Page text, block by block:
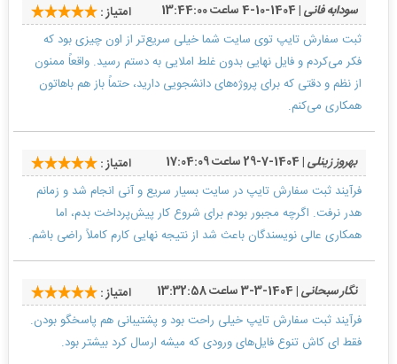
سودابه فانی| 1404-10-4 ساعت 13:44:00
امتیاز :
ثبت سفارش تایپ توی سایت شما خیلی سریع‌تر از اون چیزی بود که
فکر می‌کردم و فایل نهایی بدون غلط املایی به دستم رسید. واقعاً ممنون
از نظم و دقتی که برای پروژه‌های دانشجویی دارید، حتماً باز هم باهاتون
همکاری می‌کنم.
بهروز زینلی| 1404-7-29 ساعت 17:04:09
امتیاز :
فرآیند ثبت سفارش تایپ در سایت بسیار سریع و آنی انجام شد و زمانم
هدر نرفت. اگرچه مجبور بودم برای شروع کار پیش‌پرداخت بدم، اما
همکاری عالی نویسندگان باعث شد از نتیجه نهایی کارم کاملاً راضی باشم.
نگار سبحانی| 1404-3-3 ساعت 13:32:58
امتیاز :
فرآیند ثبت سفارش تایپ خیلی راحت بود و پشتیبانی هم پاسخگو بودن.
فقط ای کاش تنوع فایل‌های ورودی که میشه ارسال کرد بیشتر بود.